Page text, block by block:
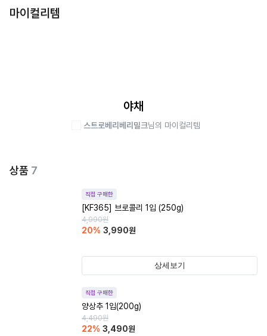
마이컬리템
야채
스트로베리베리밀크님의 마이컬리템
상품 7
직접 구매한
[KF365] 브로콜리 1입 (250g)
4,990원
20% 3,990원
상세보기
직접 구매한
양상추 1입(200g)
4,490원
22% 3,490원